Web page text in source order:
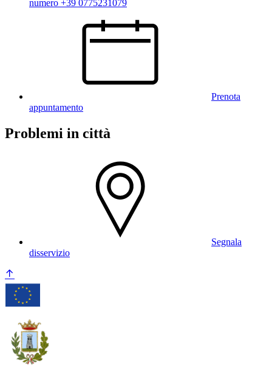
numero +39 0775231079
Prenota
appuntamento
Problemi in città
Segnala
disservizio